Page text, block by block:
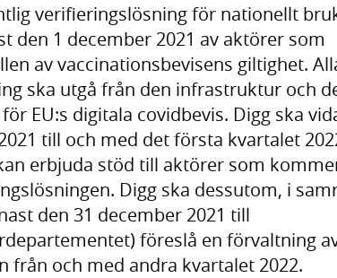
verifieringslösning för nationellt
den 1 december 2021 av aktörer som
av vaccinationsbevisens giltighet.
ska utgå från den infrastruktur och
EU:s digitala covidbevis. Digg ska
till och med det första kvartalet
erbjuda stöd till aktörer som
Digg ska dessutom, i
den 31 december 2021 till
föreslå en förvaltning
och med andra kvartalet 2022.